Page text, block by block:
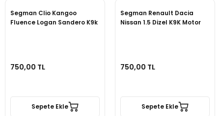
Segman Clio Kangoo
Fluence Logan Sandero K9k
750,00 TL
Sepete Ekle
Segman Renault Dacia
Nissan 1.5 Dizel K9K Motor
750,00 TL
Sepete Ekle